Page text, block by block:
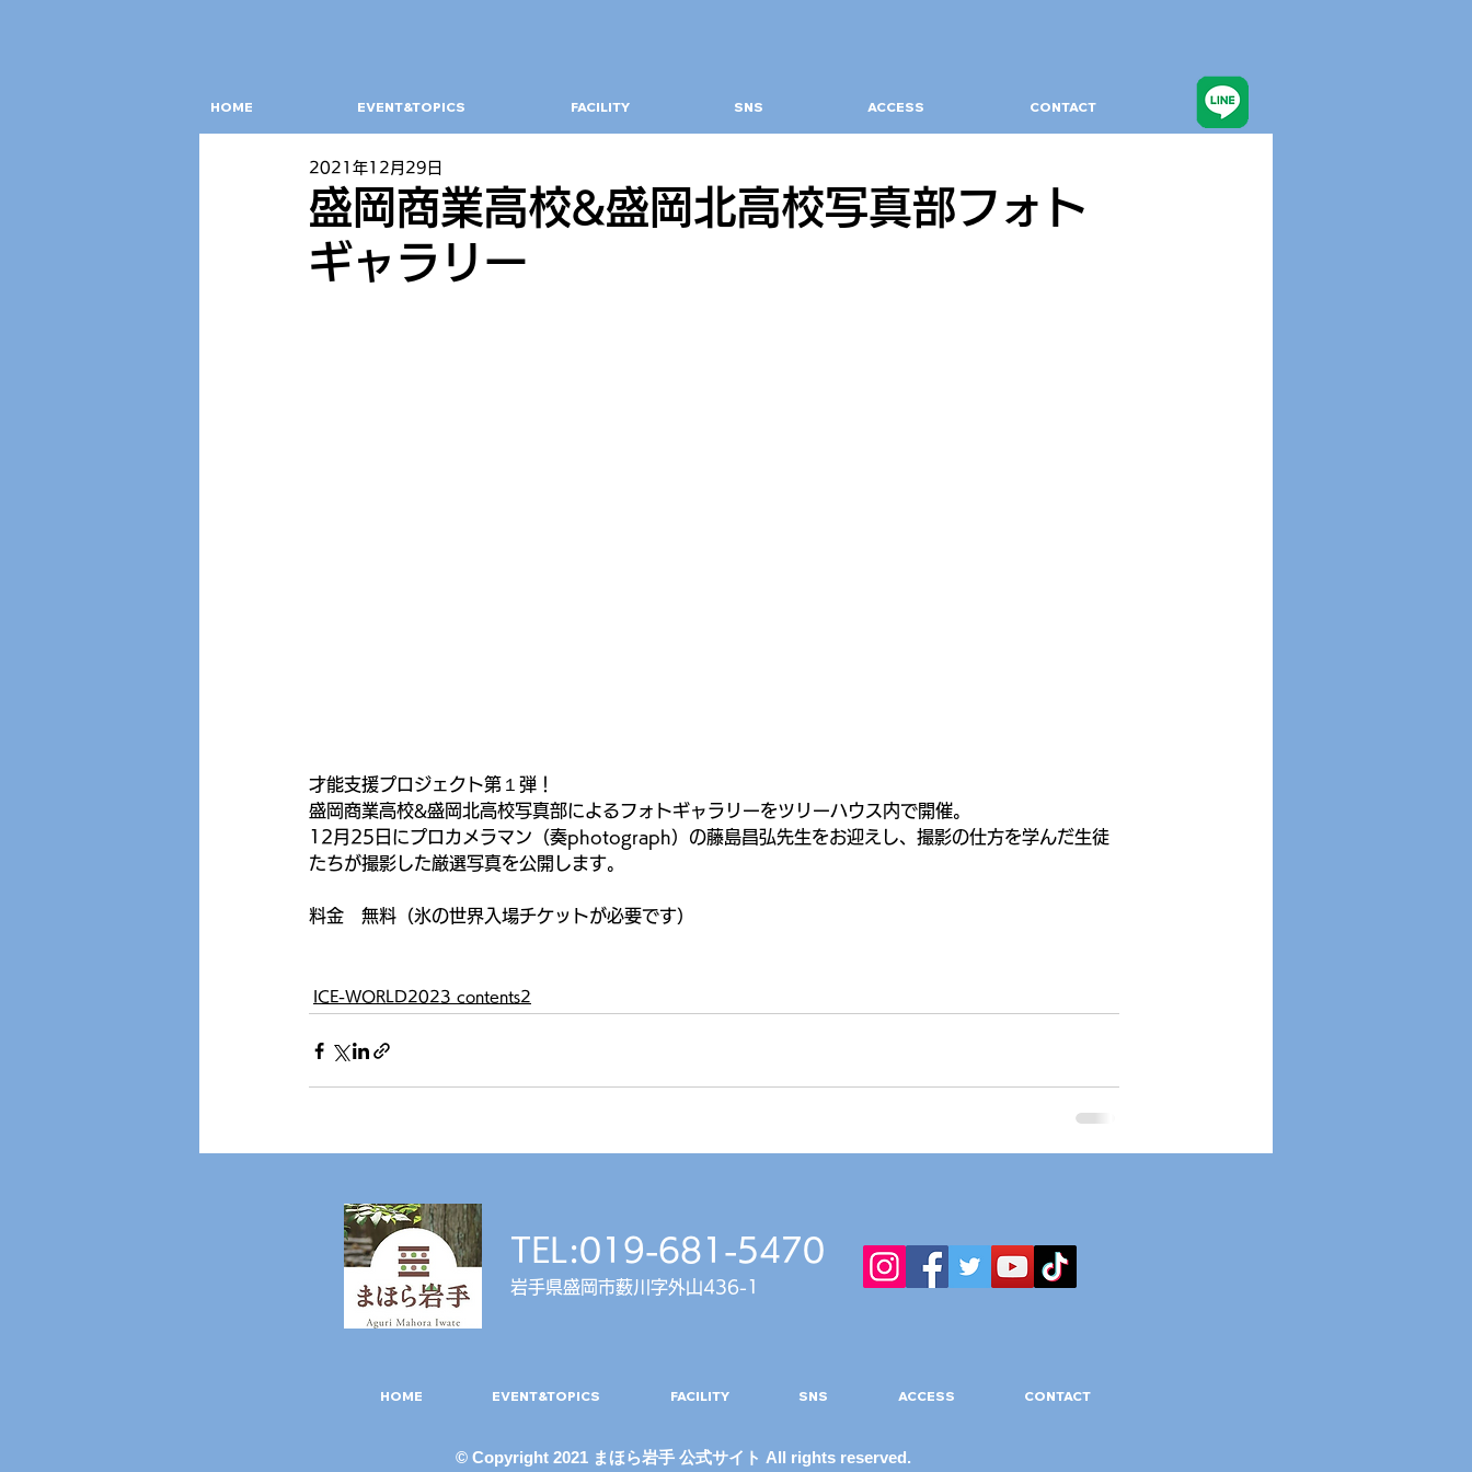
HOME EVENT&TOPICS FACILITY SNS ACCESS CONTACT
盛岡商業高校&盛岡北高校写真部フォト
ギャラリー
2021年12月29日
才能支援プロジェクト第１弾！
盛岡商業高校&盛岡北高校写真部によるフォトギャラリーをツリーハウス内で開催。
12月25日にプロカメラマン（奏photograph）の藤島昌弘先生をお迎えし、撮影の仕方を学んだ生徒
たちが撮影した厳選写真を公開します。
料金　無料（氷の世界入場チケットが必要です）
ICE-WORLD2023 contents2
TEL:019-681-5470
岩手県盛岡市薮川字外山436-1
HOME EVENT&TOPICS FACILITY SNS ACCESS CONTACT
© Copyright 2021 まほら岩手 公式サイト All rights reserved.